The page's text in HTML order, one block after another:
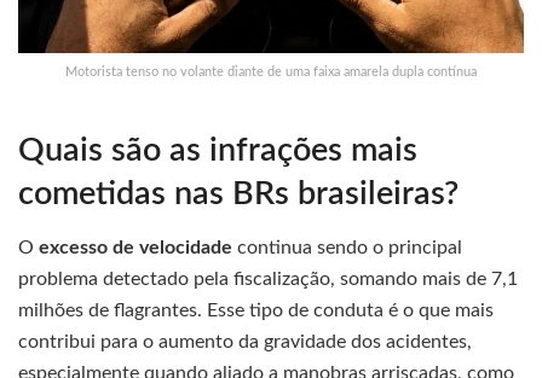
Motorista tenso no volante diante de uma faixa amarela dupla contínua
Quais são as infrações mais
cometidas nas BRs brasileiras?
O excesso de velocidade continua sendo o principal
problema detectado pela fiscalização, somando mais de 7,1
milhões de flagrantes. Esse tipo de conduta é o que mais
contribui para o aumento da gravidade dos acidentes,
especialmente quando aliado a manobras arriscadas, como